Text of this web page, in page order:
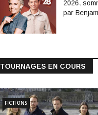
2026,
par
TOURNAGES EN COURS
FICTIONS